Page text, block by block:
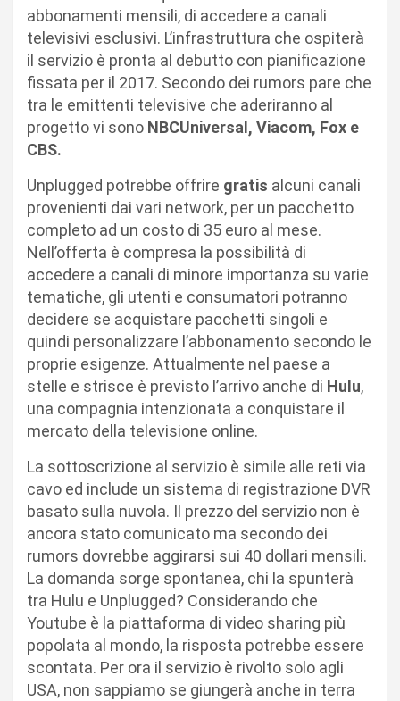
abbonamenti mensili, di accedere a canali
televisivi esclusivi. L’infrastruttura che ospiterà
il servizio è pronta al debutto con pianificazione
fissata per il 2017. Secondo dei rumors pare che
tra le emittenti televisive che aderiranno al
progetto vi sono NBCUniversal, Viacom, Fox e
CBS.
Unplugged potrebbe offrire gratis alcuni canali
provenienti dai vari network, per un pacchetto
completo ad un costo di 35 euro al mese.
Nell’offerta è compresa la possibilità di
accedere a canali di minore importanza su varie
tematiche, gli utenti e consumatori potranno
decidere se acquistare pacchetti singoli e
quindi personalizzare l’abbonamento secondo le
proprie esigenze. Attualmente nel paese a
stelle e strisce è previsto l’arrivo anche di Hulu,
una compagnia intenzionata a conquistare il
mercato della televisione online.
La sottoscrizione al servizio è simile alle reti via
cavo ed include un sistema di registrazione DVR
basato sulla nuvola. Il prezzo del servizio non è
ancora stato comunicato ma secondo dei
rumors dovrebbe aggirarsi sui 40 dollari mensili.
La domanda sorge spontanea, chi la spunterà
tra Hulu e Unplugged? Considerando che
Youtube è la piattaforma di video sharing più
popolata al mondo, la risposta potrebbe essere
scontata. Per ora il servizio è rivolto solo agli
USA, non sappiamo se giungerà anche in terra